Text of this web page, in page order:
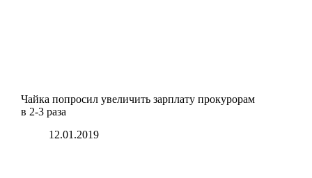
Чайка попросил увеличить зарплату прокурорам
в 2-3 раза
12.01.2019